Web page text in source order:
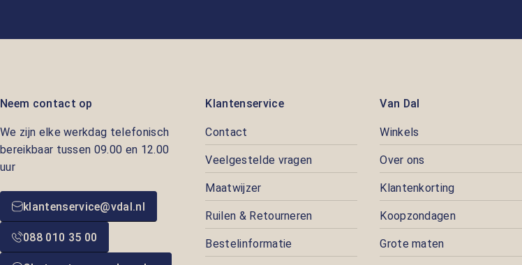
Neem contact op
We zijn elke werkdag telefonisch
bereikbaar tussen 09.00 en 12.00
uur
klantenservice@vdal.nl
088 010 35 00
Klantenservice
Contact
Veelgestelde vragen
Maatwijzer
Ruilen & Retourneren
Bestelinformatie
Van Dal
Winkels
Over ons
Klantenkorting
Koopzondagen
Grote maten